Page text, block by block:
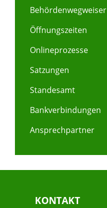
Behördenwegweiser
Öffnungszeiten
Onlineprozesse
Satzungen
Standesamt
Bankverbindungen
Ansprechpartner
KONTAKT